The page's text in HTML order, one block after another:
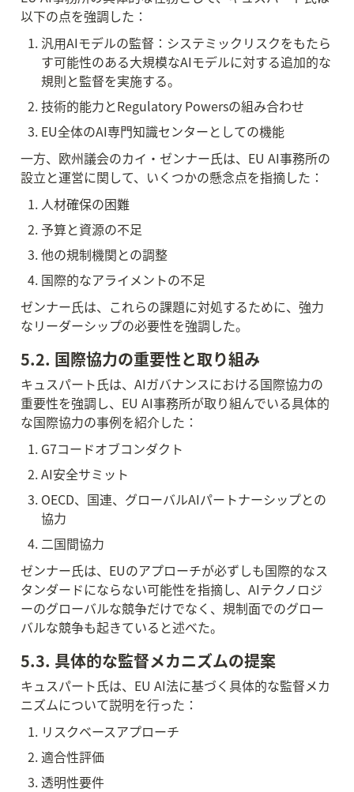
以下の点を強調した：
汎用AIモデルの監督：システミックリスクをもたら
す可能性のある大規模なAIモデルに対する追加的な
規則と監督を実施する。
技術的能力とRegulatory Powersの組み合わせ
EU全体のAI専門知識センターとしての機能
一方、欧州議会のカイ・ゼンナー氏は、EU AI事務所の
設立と運営に関して、いくつかの懸念点を指摘した：
人材確保の困難
予算と資源の不足
他の規制機関との調整
国際的なアライメントの不足
ゼンナー氏は、これらの課題に対処するために、強力
なリーダーシップの必要性を強調した。
5.2. 国際協力の重要性と取り組み
キュスパート氏は、AIガバナンスにおける国際協力の
重要性を強調し、EU AI事務所が取り組んでいる具体的
な国際協力の事例を紹介した：
G7コードオブコンダクト
AI安全サミット
OECD、国連、グローバルAIパートナーシップとの
協力
二国間協力
ゼンナー氏は、EUのアプローチが必ずしも国際的なス
タンダードにならない可能性を指摘し、AIテクノロジ
ーのグローバルな競争だけでなく、規制面でのグロー
バルな競争も起きていると述べた。
5.3. 具体的な監督メカニズムの提案
キュスパート氏は、EU AI法に基づく具体的な監督メカ
ニズムについて説明を行った：
リスクベースアプローチ
適合性評価
透明性要件